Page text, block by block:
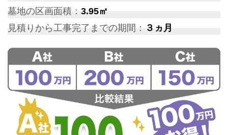
墓地の区画面積： 3.95㎡
見積りから工事完了までの期間： ３ヵ月